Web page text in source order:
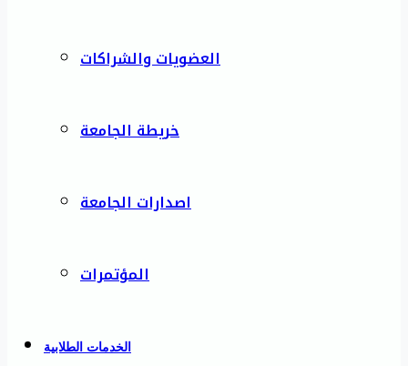
العضويات والشراكات
خريطة الجامعة
اصدارات الجامعة
المؤتمرات
الخدمات الطلابية